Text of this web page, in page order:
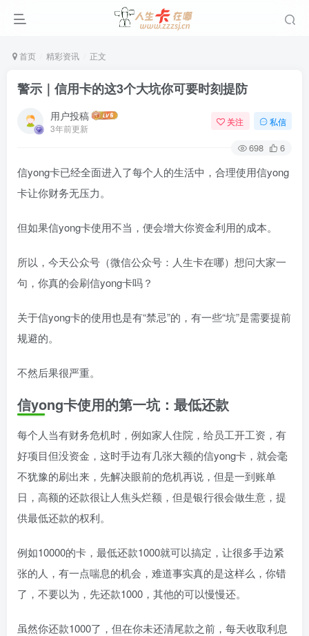
首页 精彩资讯 正文
警示｜信用卡的这3个大坑你可要时刻提防
用户投稿
3年前更新
关注 私信
698 6
信yong卡已经全面进入了每个人的生活中，合理使用信yong
卡让你财务无压力。
但如果信yong卡使用不当，便会增大你资金利用的成本。
所以，今天公众号（微信公众号：人生卡在哪）想问大家一
句，你真的会刷信yong卡吗？
关于信yong卡的使用也是有“禁忌”的，有一些“坑”是需要提前
规避的。
不然后果很严重。
信yong卡使用的第一坑： 最低还款
每个人当有财务危机时，例如家人住院，给员工开工资，有
好项目但没资金，这时手边有几张大额的信yong卡，就会毫
不犹豫的刷出来，先解决眼前的危机再说，但是一到账单
日，高额的还款很让人焦头烂额，但是银行很会做生意，提
供最低还款的权利。
例如10000的卡，最低还款1000就可以搞定，让很多手边紧
张的人，有一点喘息的机会，难道事实真的是这样么，你错
了，不要以为，先还款1000，其他的可以慢慢还。
虽然你还款1000了，但在你未还清尾款之前，每天收取利息